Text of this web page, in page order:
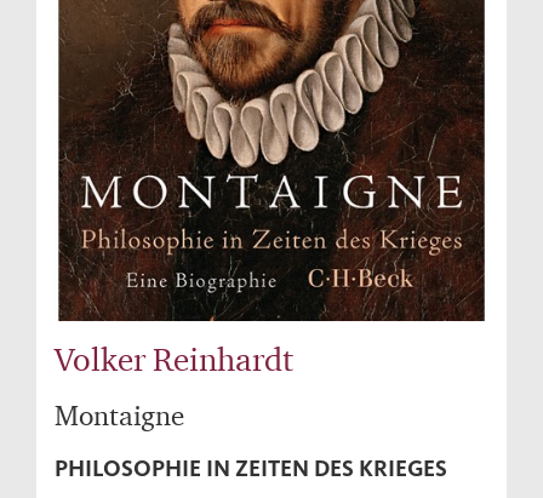
Volker Reinhardt
Montaigne
PHILOSOPHIE IN ZEITEN DES KRIEGES